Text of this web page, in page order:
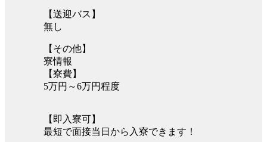
【送迎バス】
無し
【その他】
寮情報
【寮費】
5万円～6万円程度
【即入寮可】
最短で面接当日から入寮できます！